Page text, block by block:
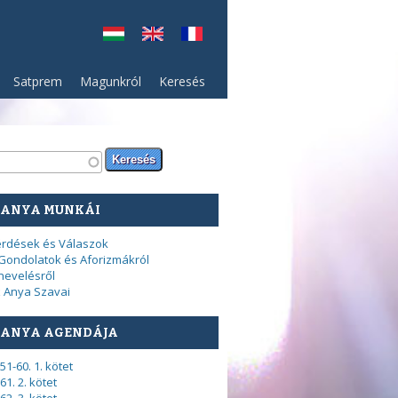
Satprem Magunkról Keresés
űrlap
MUNKÁI
és Válaszok
és Aforizmákról
Anya Szavai
AGENDÁJA
60. 1. kötet
2. kötet